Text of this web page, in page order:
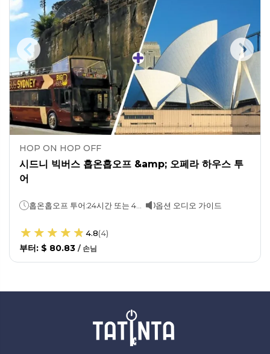
HOP ON HOP OFF
시드니 빅버스 홉온홉오프 &amp; 오페라 하우스 투
어
옵션 오디오 가이드
4.8(4)
부터 : $ 80.83 / 손님